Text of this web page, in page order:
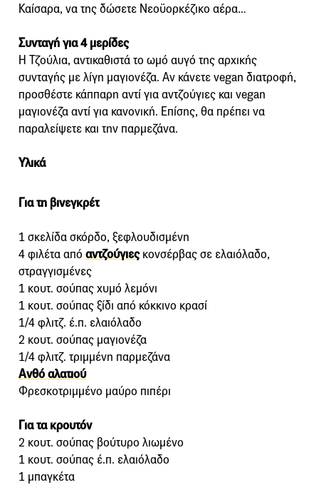
Καίσαρα, να της δώσετε Νεοϋορκέζικο αέρα…
Συνταγή για 4 μερίδες
Η Τζούλια, αντικαθιστά το ωμό αυγό της αρχικής
συνταγής με λίγη μαγιονέζα. Αν κάνετε vegan διατροφή,
προσθέστε κάππαρη αντί για αντζούγιες και vegan
μαγιονέζα αντί για κανονική. Επίσης, θα πρέπει να
παραλείψετε και την παρμεζάνα.
Υλικά
Για τη βινεγκρέτ
1 σκελίδα σκόρδο, ξεφλουδισμένη
4 φιλέτα από αντζούγιεςκονσέρβας σε ελαιόλαδο,
στραγγισμένες
1 κουτ. σούπας χυμό λεμόνι
1 κουτ. σούπας ξίδι από κόκκινο κρασί
1/4 φλιτζ. έ.π. ελαιόλαδο
2 κουτ. σούπας μαγιονέζα
1/4 φλιτζ. τριμμένη παρμεζάνα
Ανθό αλατιού
Φρεσκοτριμμένο μαύρο πιπέρι
Για τα κρουτόν
2 κουτ. σούπας βούτυρο λιωμένο
1 κουτ. σούπας έ.π. ελαιόλαδο
1 μπαγκέτα